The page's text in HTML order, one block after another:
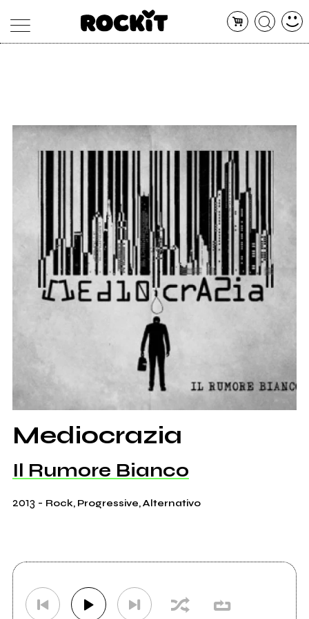
ARTISTI
CONCERTI
SHOP
RADIO
Mediocrazia
Il Rumore Bianco
2013 - Rock, Progressive, Alternativo